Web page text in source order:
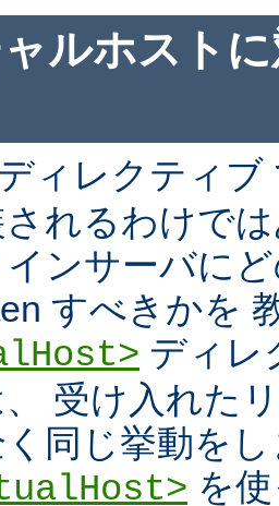
ルホスト
ディレクティブ
されるわけで
ンサーバに
すべきかを
ディレ
受け入れた
同じ挙動を
を